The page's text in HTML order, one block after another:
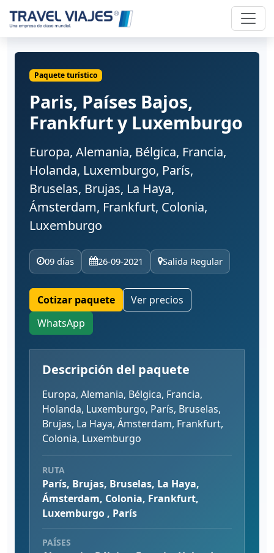
Paquete turístico
Paris, Países Bajos,
Frankfurt y Luxemburgo
Europa, Alemania, Bélgica, Francia,
Holanda, Luxemburgo, París,
Bruselas, Brujas, La Haya,
Ámsterdam, Frankfurt, Colonia,
Luxemburgo
09 días 26-09-2021 Salida Regular
Cotizar paquete
Ver precios
WhatsApp
Descripción del paquete
Europa, Alemania, Bélgica, Francia,
Holanda, Luxemburgo, París, Bruselas,
Brujas, La Haya, Ámsterdam, Frankfurt,
Colonia, Luxemburgo
RUTA
París, Brujas, Bruselas, La Haya,
Ámsterdam, Colonia, Frankfurt,
Luxemburgo , París
PAÍSES